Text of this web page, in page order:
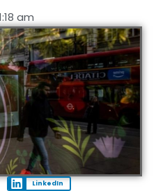
am
LinkedIn